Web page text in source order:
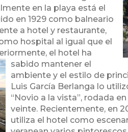
en la playa está el
en 1929 como balneario
a hotel y restaurante,
hospital al igual que el
el hotel ha
sabido mantener el
ambiente y el estilo de
Luis García Berlanga lo
“Novio a la vista”, rodada
veinte. Recientemente, en
utiliza el hotel como